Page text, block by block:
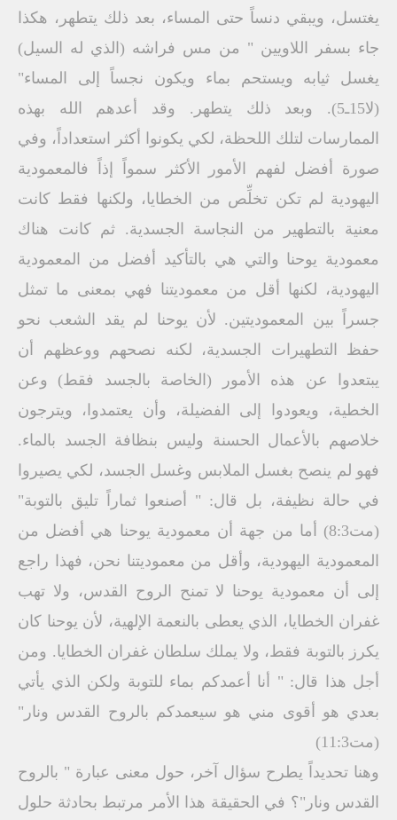
يغتسل، ويبقي دنساً حتى المساء، بعد ذلك يتطهر، هكذا
جاء بسفر اللاويين " من مس فراشه (الذي له السيل)
يغسل ثيابه ويستحم بماء ويكون نجساً إلى المساء"
(لا15ـ5). وبعد ذلك يتطهر. وقد أعدهم الله بهذه
الممارسات لتلك اللحظة، لكي يكونوا أكثر استعداداً، وفي
صورة أفضل لفهم الأمور الأكثر سمواً إذاً فالمعمودية
اليهودية لم تكن تخلِّص من الخطايا، ولكنها فقط كانت
معنية بالتطهير من النجاسة الجسدية. ثم كانت هناك
معمودية يوحنا والتي هي بالتأكيد أفضل من المعمودية
اليهودية، لكنها أقل من معموديتنا فهي بمعنى ما تمثل
جسراً بين المعموديتين. لأن يوحنا لم يقد الشعب نحو
حفظ التطهيرات الجسدية، لكنه نصحهم ووعظهم أن
يبتعدوا عن هذه الأمور (الخاصة بالجسد فقط) وعن
الخطية، ويعودوا إلى الفضيلة، وأن يعتمدوا، ويترجون
خلاصهم بالأعمال الحسنة وليس بنظافة الجسد بالماء.
فهو لم ينصح بغسل الملابس وغسل الجسد، لكي يصيروا
في حالة نظيفة، بل قال: " أصنعوا ثماراً تليق بالتوبة"
(مت8:3) أما من جهة أن معمودية يوحنا هي أفضل من
المعمودية اليهودية، وأقل من معموديتنا نحن، فهذا راجع
إلى أن معمودية يوحنا لا تمنح الروح القدس، ولا تهب
غفران الخطايا، الذي يعطى بالنعمة الإلهية، لأن يوحنا كان
يكرز بالتوبة فقط، ولا يملك سلطان غفران الخطايا. ومن
أجل هذا قال: " أنا أعمدكم بماء للتوبة ولكن الذي يأتي
بعدي هو أقوى مني هو سيعمدكم بالروح القدس ونار"
(مت11:3)
وهنا تحديداً يطرح سؤال آخر، حول معنى عبارة " بالروح
القدس ونار"؟ في الحقيقة هذا الأمر مرتبط بحادثة حلول